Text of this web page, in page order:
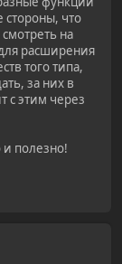
стороны, что
на
расширения
того типа,
за них в
с этим через
и полезно!